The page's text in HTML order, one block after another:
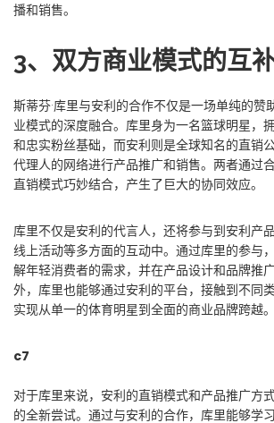
播和销售。
3、双方商业模式的互
斯蒂芬·库里与安利的合作不仅是一场单纯的赞
业模式的深度融合。库里身为一名篮球明星，
和忠实粉丝基础，而安利则是全球知名的直销
代理人的网络进行产品推广和销售。两者通过
直销模式巧妙结合，产生了巨大的协同效应。
库里不仅是安利的代言人，还将参与到安利产
线上活动等多方面的互动中。通过库里的参与
解年轻消费者的需求，并在产品设计和品牌推
外，库里也能够通过安利的平台，接触到不同
实现从单一的体育明星到全面的商业品牌跨越。
c7
对于库里来说，安利的直销模式和产品推广方
的全新尝试。通过与安利的合作，库里能够学